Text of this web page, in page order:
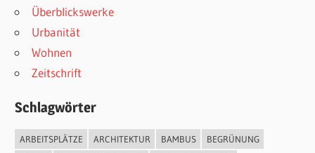
Überblickswerke
Urbanität
Wohnen
Zeitschrift
Schlagwörter
ARBEITSPLÄTZE ARCHITEKTUR BAMBUS
BEGRÜNUNG